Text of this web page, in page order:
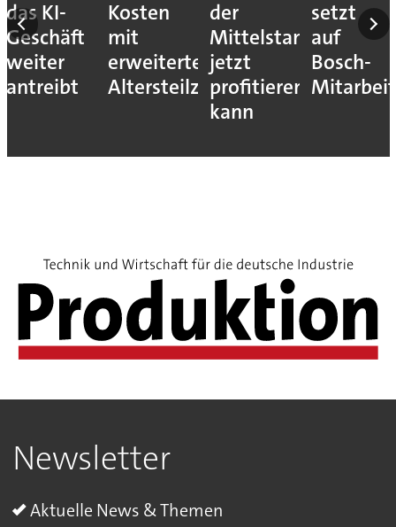
das KI-
Geschäft
weiter
antreibt
Kosten
mit
erweitertem
Altersteilzeitprogramm
der
Mittelstand
jetzt
profitieren
kann
setzt
auf
Bosch-
Newsletter
Aktuelle News & Themen